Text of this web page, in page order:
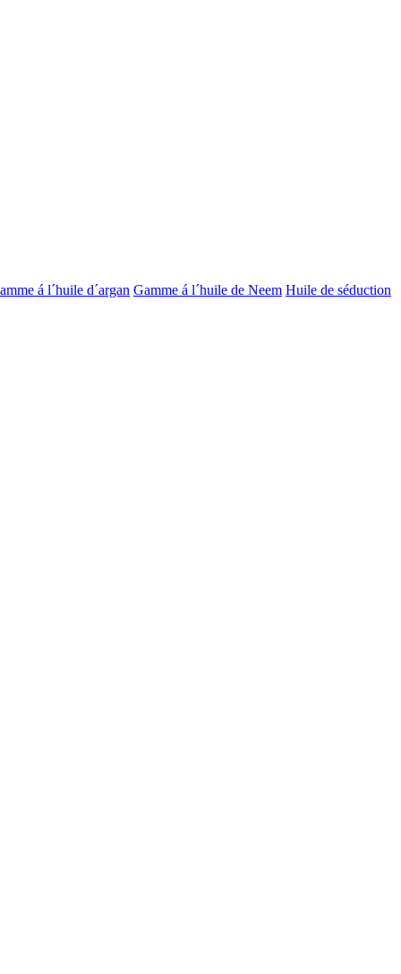
á l´huile d´argan Gamme á l´huile de Neem Huile de séduction